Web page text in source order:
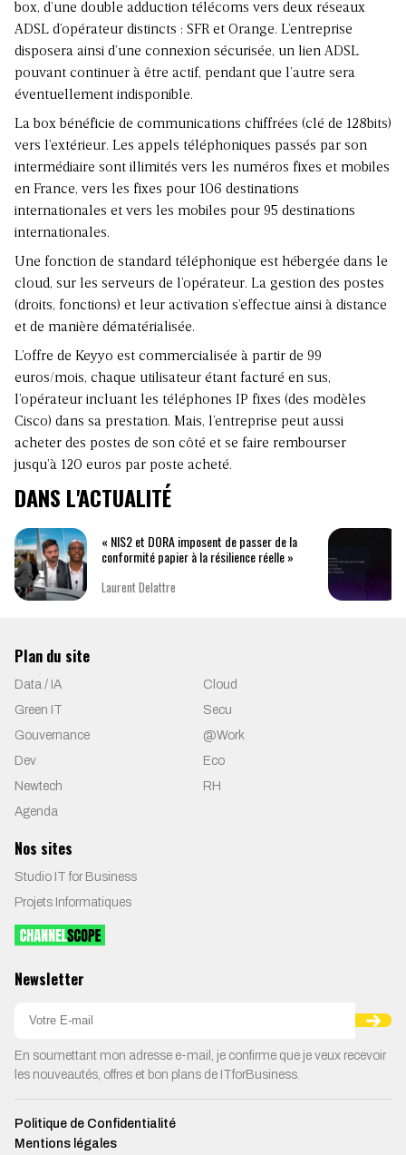
box, d’une double adduction télécoms vers deux réseaux
ADSL d’opérateur distincts : SFR et Orange. L’entreprise
disposera ainsi d’une connexion sécurisée, un lien ADSL
pouvant continuer à être actif, pendant que l’autre sera
éventuellement indisponible.
La box bénéficie de communications chiffrées (clé de 128bits)
vers l’extérieur. Les appels téléphoniques passés par son
intermédiaire sont illimités vers les numéros fixes et mobiles
en France, vers les fixes pour 106 destinations
internationales et vers les mobiles pour 95 destinations
internationales.
Une fonction de standard téléphonique est hébergée dans le
cloud, sur les serveurs de l’opérateur. La gestion des postes
(droits, fonctions) et leur activation s’effectue ainsi à distance
et de manière dématérialisée.
L’offre de Keyyo est commercialisée à partir de 99
euros/mois, chaque utilisateur étant facturé en sus,
l’opérateur incluant les téléphones IP fixes (des modèles
Cisco) dans sa prestation. Mais, l’entreprise peut aussi
acheter des postes de son côté et se faire rembourser
jusqu’à 120 euros par poste acheté.
DANS L'ACTUALITÉ
« NIS2 et DORA imposent de passer de la
conformité papier à la résilience réelle »
Laurent Delattre
Plan du site
Data / IA
Cloud
Green IT
Secu
Gouvernance
@Work
Dev
Eco
Newtech
RH
Agenda
Nos sites
Studio IT for Business
Projets Informatiques
Newsletter
En soumettant mon adresse e-mail, je confirme que je veux recevoir
les nouveautés, offres et bon plans de ITforBusiness.
Politique de Confidentialité
Mentions légales